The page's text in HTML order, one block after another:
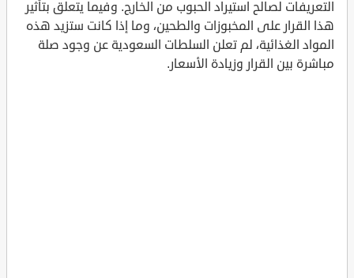
التعريفات لصالح استيراد الحبوب من الخارج. وفيما يتعلق بتأثير
هذا القرار على المخبوزات والطحين، وما إذا كانت ستزيد هذه
المواد الغذائية، لم تعلن السلطات السعودية عن وجود صلة
مباشرة بين القرار وزيادة الأسعار.